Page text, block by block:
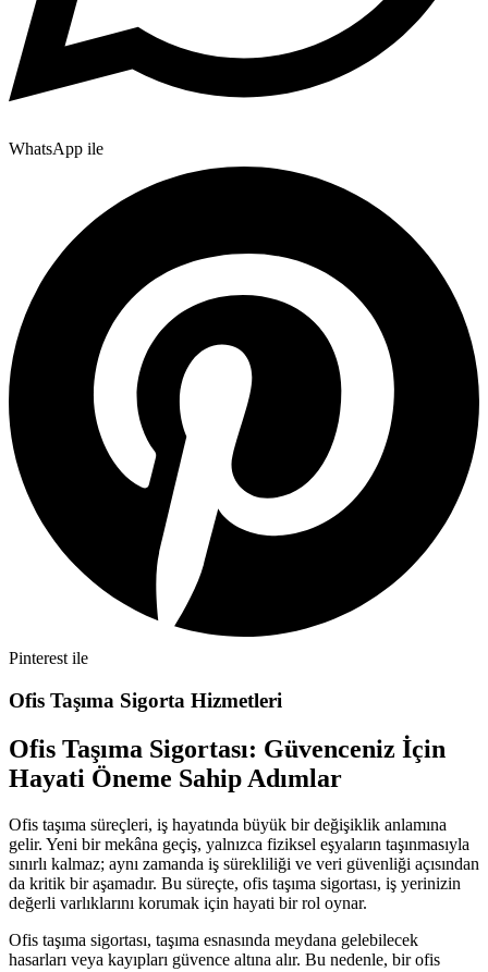
WhatsApp ile
Pinterest ile
Ofis Taşıma Sigorta Hizmetleri
Ofis Taşıma Sigortası: Güvenceniz İçin
Hayati Öneme Sahip Adımlar
Ofis taşıma süreçleri, iş hayatında büyük bir değişiklik anlamına
gelir. Yeni bir mekâna geçiş, yalnızca fiziksel eşyaların taşınmasıyla
sınırlı kalmaz; aynı zamanda iş sürekliliği ve veri güvenliği açısından
da kritik bir aşamadır. Bu süreçte, ofis taşıma sigortası, iş yerinizin
değerli varlıklarını korumak için hayati bir rol oynar.
Ofis taşıma sigortası, taşıma esnasında meydana gelebilecek
hasarları veya kayıpları güvence altına alır. Bu nedenle, bir ofis